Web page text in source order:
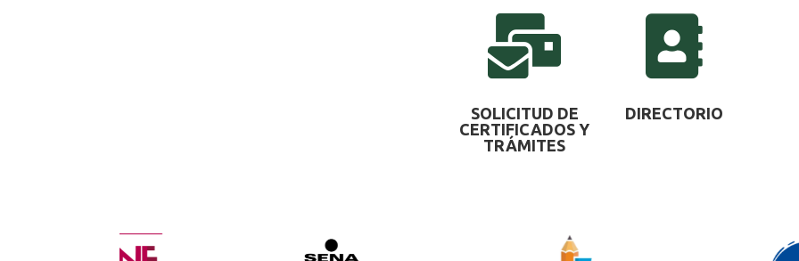

SOLICITUD DE
CERTIFICADOS Y
TRÁMITES

DIRECTORIO